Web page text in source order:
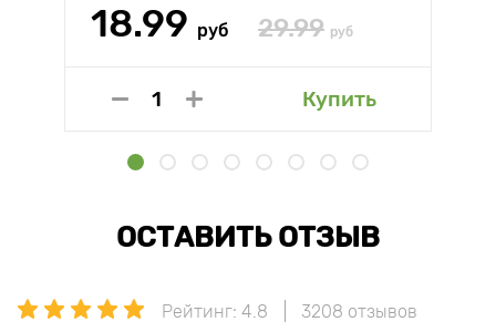
18.99 руб 29.99 руб
Купить
ОСТАВИТЬ ОТЗЫВ
Рейтинг: 4.8 3208 отзывов